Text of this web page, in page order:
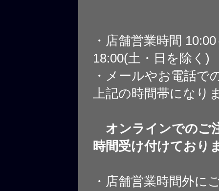
・店舗営業時間
18:00(土・日を除く)
・メールやお電話で
上記の時間帯になり
オンラインでのご
時間受け付けており
・店舗営業時間外に